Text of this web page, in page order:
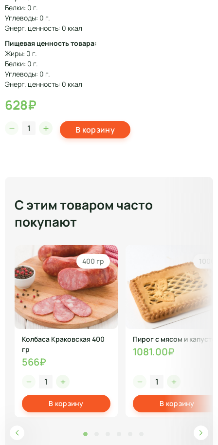
Белки: 0 г.
Углеводы: 0 г.
Энерг. ценность: 0 ккал
Пищевая ценность товара:
Жиры: 0 г.
Белки: 0 г.
Углеводы: 0 г.
Энерг. ценность: 0 ккал
628₽
В корзину
С этим товаром часто
покупают
400 гр
Колбаса Краковская 400
гр
566₽
В корзину
1000
Пирог с мясом и
1081.00₽
В корзину